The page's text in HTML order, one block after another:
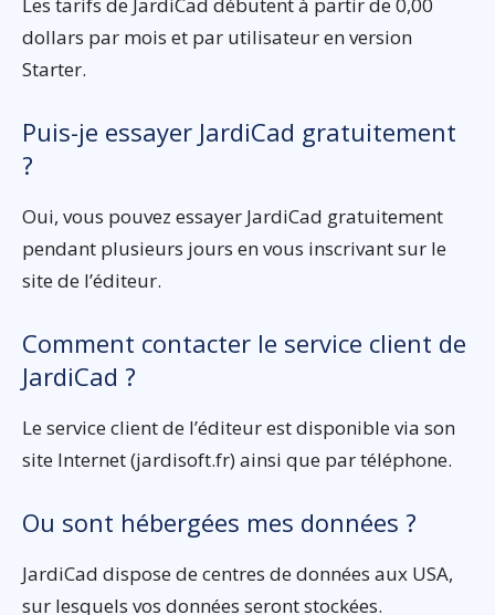
dollars par mois et par utilisateur en version
Starter.
Puis-je essayer JardiCad gratuitement
?
Oui, vous pouvez essayer JardiCad gratuitement
pendant plusieurs jours en vous inscrivant sur le
site de l’éditeur.
Comment contacter le service client de
JardiCad ?
Le service client de l’éditeur est disponible via son
site Internet (jardisoft.fr) ainsi que par téléphone.
Ou sont hébergées mes données ?
JardiCad dispose de centres de données aux USA,
sur lesquels vos données seront stockées.